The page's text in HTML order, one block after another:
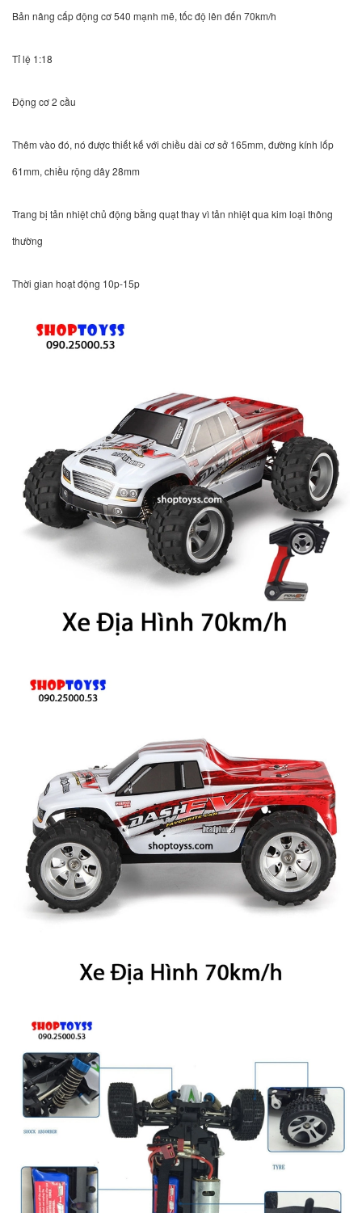
Bản nâng cấp động cơ 540 mạnh mẽ, tốc độ lên đến 70km/h
Tỉ lệ 1:18
Động cơ 2 cầu
Thêm vào đó, nó được thiết kế với chiều dài cơ sở 165mm, đường kính lốp
61mm, chiều rộng dây 28mm
Trang bị tản nhiệt chủ động bằng quạt thay vì tản nhiệt qua kim loại thông
thường
Thời gian hoạt động 10p-15p